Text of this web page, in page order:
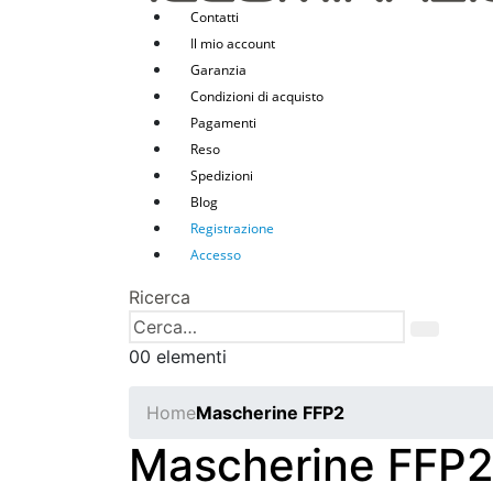
Contatti
Il mio account
Garanzia
Condizioni di acquisto
Pagamenti
Reso
Spedizioni
Blog
Registrazione
Accesso
Ricerca
00 elementi
HomeMascherine FFP2
Mascherine FFP2